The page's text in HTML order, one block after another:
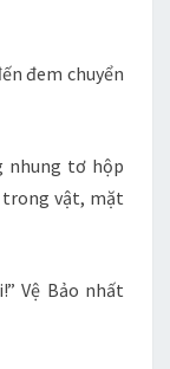
đem chuyển
nhung tơ hộp
trong vật, mặt
Vệ Bảo nhất